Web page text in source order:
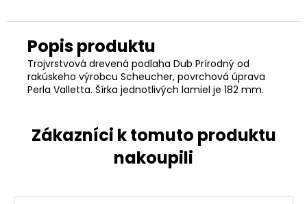
Trojvrstvová drevená podlaha Dub Prírodný od
rakúskeho výrobcu Scheucher, povrchová úprava
Perla Valletta. Šírka jednotlivých lamiel je 182 mm.